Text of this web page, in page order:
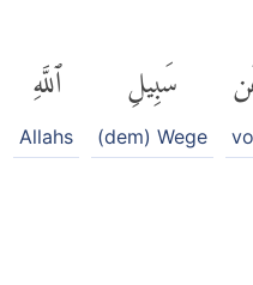
سَبِيلِ
(dem) Wege
ٱللَّهِ
Allahs